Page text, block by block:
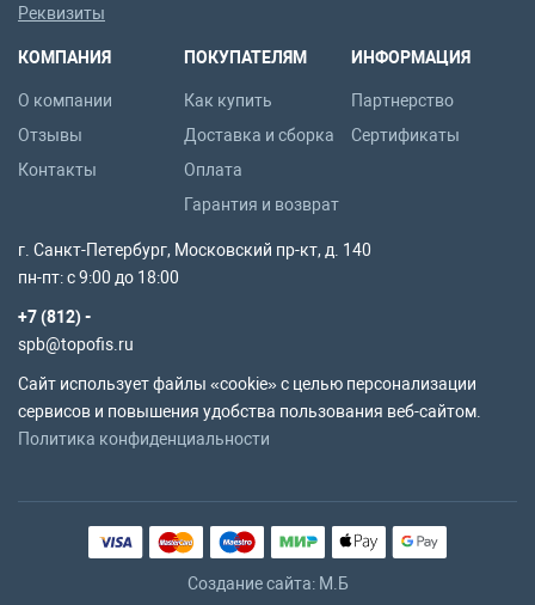
Реквизиты
КОМПАНИЯ
О компании
Отзывы
Контакты
ПОКУПАТЕЛЯМ
Как купить
Доставка и сборка
Оплата
Гарантия и возврат
ИНФОРМАЦИЯ
Партнерство
Сертификаты
г. Санкт-Петербург, Московский пр-кт, д. 140
пн-пт: с 9:00 до 18:00
+7 (812) -
spb@topofis.ru
Сайт использует файлы «cookie» с целью персонализации
сервисов и повышения удобства пользования веб-сайтом.
Политика конфиденциальности
Создание сайта: M.Б